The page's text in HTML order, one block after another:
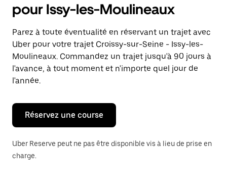
calendrier
et
sélectionner
une
date.
Appuyez
sur
la
touche
pour
fermer
calendrier.
pour Issy-les-Moulineaux
Parez à toute éventualité en réservant un trajet avec
Uber pour votre trajet Croissy-sur-Seine - Issy-les-
Moulineaux. Commandez un trajet jusqu'à 90 jours à
l'avance, à tout moment et n'importe quel jour de
l'année.
Réservez une course
Uber Reserve peut ne pas être disponible vis à lieu de prise en
charge.